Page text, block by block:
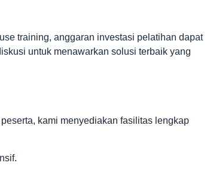
training, anggaran investasi pelatihan dapat
untuk menawarkan solusi terbaik yang
kami menyediakan fasilitas lengkap